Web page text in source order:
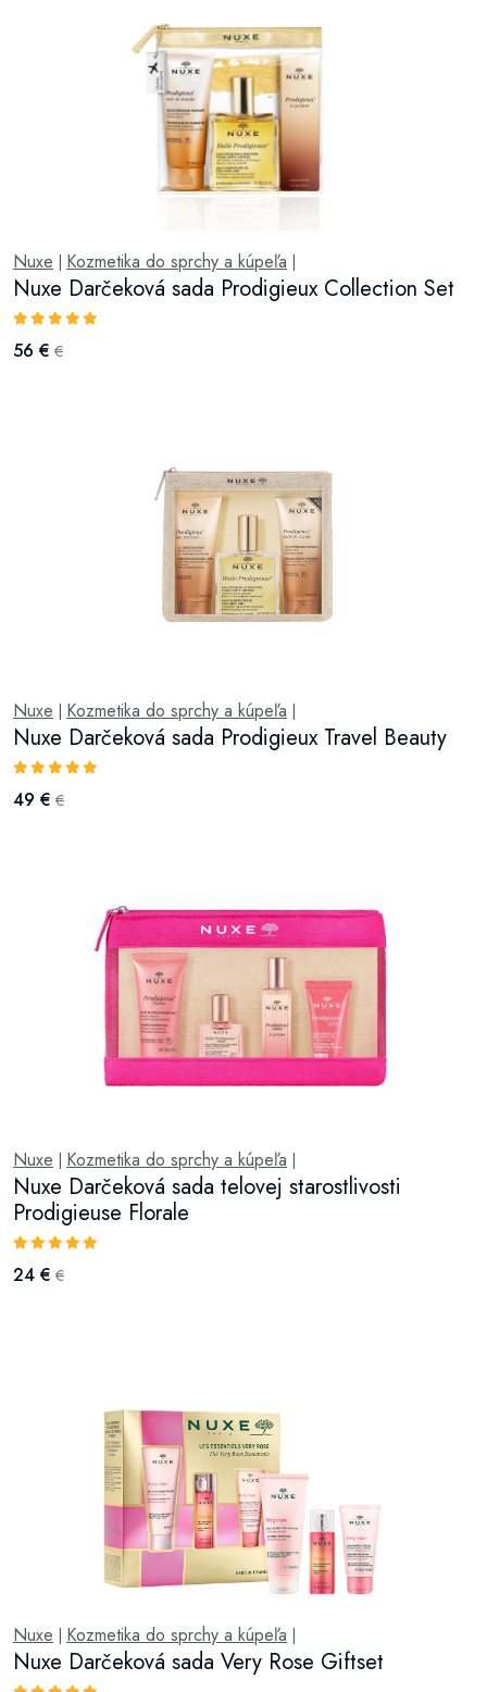
Nuxe Kozmetika do sprchy a kúpeľa
Nuxe Darčeková sada Prodigieux Collection Set
56 € €
Nuxe Kozmetika do sprchy a kúpeľa
Nuxe Darčeková sada Prodigieux Travel Beauty
49 € €
Nuxe Kozmetika do sprchy a kúpeľa
Nuxe Darčeková sada telovej starostlivosti
Prodigieuse Florale
24 € €
Nuxe Kozmetika do sprchy a kúpeľa
Nuxe Darčeková sada Very Rose Giftset